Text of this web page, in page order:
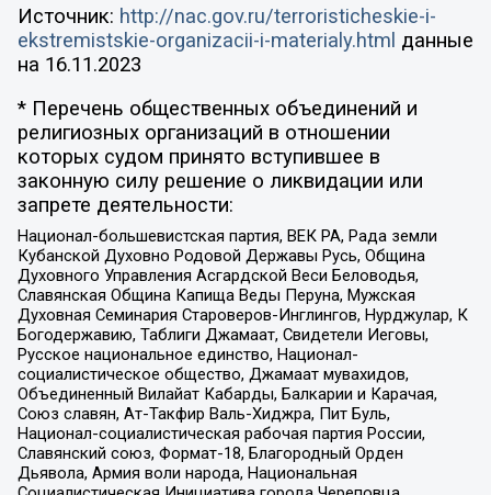
Источник: http://nac.gov.ru/terroristicheskie-i-
ekstremistskie-organizacii-i-materialy.html данные
на 16.11.2023
* Перечень общественных объединений и
религиозных организаций в отношении
которых судом принято вступившее в
законную силу решение о ликвидации или
запрете деятельности:
Национал-большевистская партия, ВЕК РА, Рада земли
Кубанской Духовно Родовой Державы Русь, Община
Духовного Управления Асгардской Веси Беловодья,
Славянская Община Капища Веды Перуна, Мужская
Духовная Семинария Староверов-Инглингов, Нурджулар, К
Богодержавию, Таблиги Джамаат, Свидетели Иеговы,
Русское национальное единство, Национал-
социалистическое общество, Джамаат мувахидов,
Объединенный Вилайат Кабарды, Балкарии и Карачая,
Союз славян, Ат-Такфир Валь-Хиджра, Пит Буль,
Национал-социалистическая рабочая партия России,
Славянский союз, Формат-18, Благородный Орден
Дьявола, Армия воли народа, Национальная